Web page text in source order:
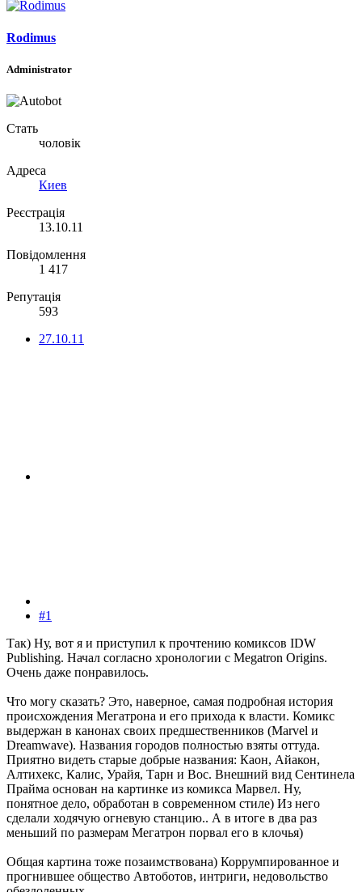
Rodimus
Administrator
Стать
чоловік
Адреса
Киев
Реєстрація
13.10.11
Повідомлення
1 417
Репутація
593
27.10.11
#1
Так) Ну, вот я и приступил к прочтению комиксов IDW
Publishing. Начал согласно хронологии с Megatron Origins.
Очень даже понравилось.
Что могу сказать? Это, наверное, самая подробная история
происхождения Мегатрона и его прихода к власти. Комикс
выдержан в канонах своих предшественников (Marvel и
Dreamwave). Названия городов полностью взяты оттуда.
Приятно видеть старые добрые названия: Каон, Айакон,
Алтихекс, Калис, Урайя, Тарн и Вос. Внешний вид Сентинела
Прайма основан на картинке из комикса Марвел. Ну,
понятное дело, обработан в современном стиле) Из него
сделали ходячую огневую станцию.. А в итоге в два раз
меньший по размерам Мегатрон порвал его в клочья)
Общая картина тоже позаимствована) Коррумпированное и
прогнившее общество Автоботов, интриги, недовольство